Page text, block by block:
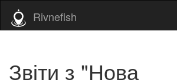
Rivnefish
Звіти з "Нова